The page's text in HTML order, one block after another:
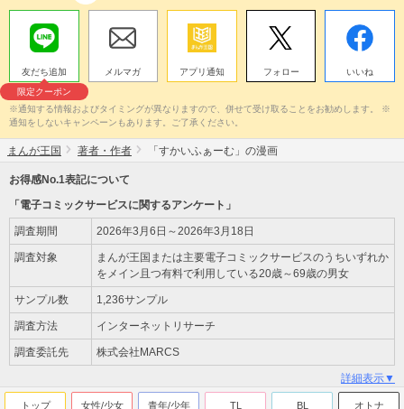
友だち追加
限定クーポン
メルマガ アプリ通知 フォロー いいね
※通知する情報およびタイミングが異なりますので、併せて受け取ることをお勧めします。 ※
通知をしないキャンペーンもあります。ご了承ください。
まんが王国 著者・作者 「すかいふぁーむ」の漫画
お得感No.1表記について
「電子コミックサービスに関するアンケート」
調査期間 2026年3月6日～2026年3月18日
調査対象
まんが王国または主要電子コミックサービスのうちいずれか
をメイン且つ有料で利用している20歳～69歳の男女
サンプル数 1,236サンプル
調査方法 インターネットリサーチ
調査委託先 株式会社MARCS
詳細表示▼
トップ 女性/少女 青年/少年 TL BL オトナ